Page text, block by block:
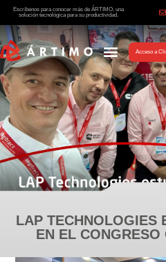
Escríbenos para conocer más de ÁRTIMO, una
solución tecnológica para su productividad.
Acceso a
LAP TECHNOLOGIES
EN EL CONGRESO